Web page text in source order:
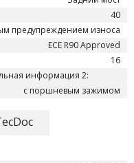
40
предупреждением износа
ECE R90 Approved
16
информация 2:
с поршневым зажимом